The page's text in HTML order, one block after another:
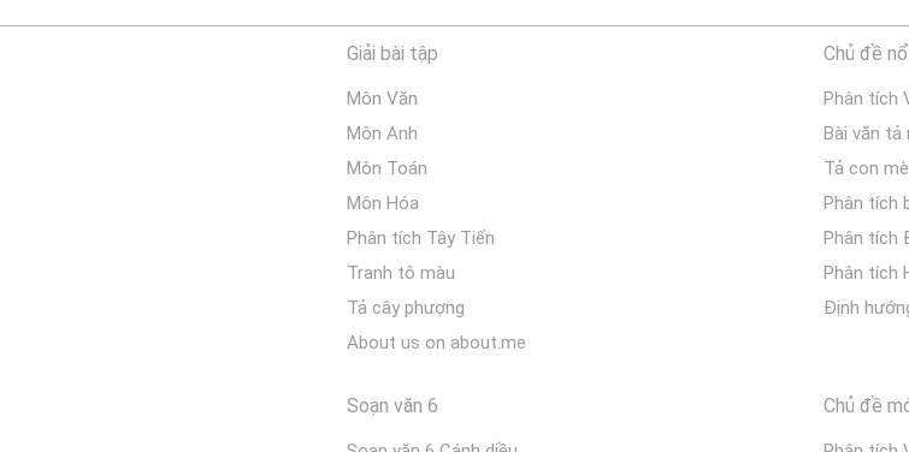
Giải bài tập
Môn Văn
Môn Anh
Môn Toán
Môn Hóa
Phân tích Tây Tiến
Tranh tô màu
Tả cây phượng
About us on about.me
Chủ đề
Phân tích
Bài văn tả
Tả con
Phân tích
Phân tích
Phân tích
Định
Soạn văn 6 Chủ đề